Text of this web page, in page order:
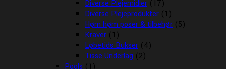
Diverse Plejemidler (17)
Diverse Plejeprodukter (1)
Høm høm poser & tilbehør (5)
Kraver (1)
Løbetids Bukser (4)
Tisse Underlag (2)
Pools (1)